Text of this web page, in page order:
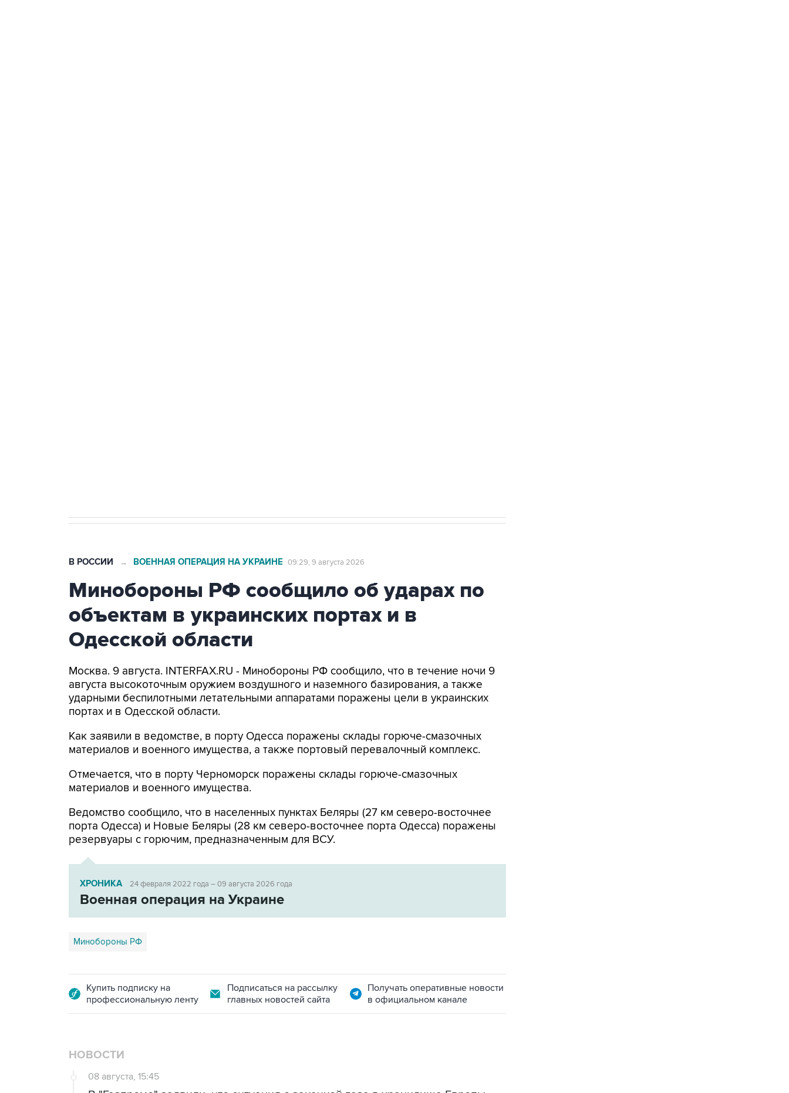
В РОССИИ → ВОЕННАЯ ОПЕРАЦИЯ НА УКРАИНЕ 09:29, 9 августа 2026
Минобороны РФ сообщило об ударах по
объектам в украинских портах и в
Одесской области
Москва. 9 августа. INTERFAX.RU - Минобороны РФ сообщило, что в течение ночи 9
августа высокоточным оружием воздушного и наземного базирования, а также
ударными беспилотными летательными аппаратами поражены цели в украинских
портах и в Одесской области.
Как заявили в ведомстве, в порту Одесса поражены склады горюче-смазочных
материалов и военного имущества, а также портовый перевалочный комплекс.
Отмечается, что в порту Черноморск поражены склады горюче-смазочных
материалов и военного имущества.
Ведомство сообщило, что в населенных пунктах Беляры (27 км северо-восточнее
порта Одесса) и Новые Беляры (28 км северо-восточнее порта Одесса) поражены
резервуары с горючим, предназначенным для ВСУ.
ХРОНИКА 24 февраля 2022 года – 09 августа 2026 года
Военная операция на Украине
Минобороны РФ
Купить подписку на
профессиональную ленту
Подписаться на рассылку
главных новостей сайта
Получать оперативные новости
в официальном канале
НОВОСТИ
08 августа, 15:45